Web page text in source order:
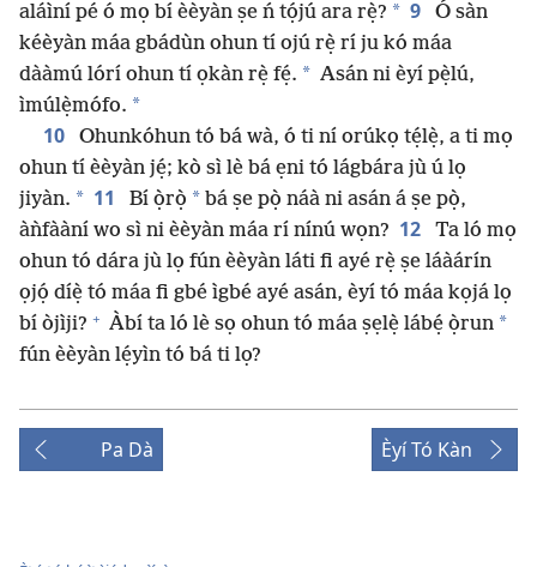
aláìní pé ó mọ bí èèyàn ṣe ń tọ́jú ara rẹ̀? * 9
Ó sàn
kéèyàn máa gbádùn ohun tí ojú rẹ̀ rí ju kó máa
dààmú lórí ohun tí ọkàn rẹ̀ fẹ́. * Asán ni èyí pẹ̀lú,
ìmúlẹ̀mófo. *
10
Ohunkóhun tó bá wà, ó ti ní orúkọ tẹ́lẹ̀, a ti mọ
ohun tí èèyàn jẹ́; kò sì lè bá ẹni tó lágbára jù ú lọ
jiyàn. * 11 Bí ọ̀rọ̀ * bá ṣe pọ̀ náà ni asán á ṣe pọ̀,
àǹfààní wo sì ni èèyàn máa rí nínú wọn? 12
Ta ló mọ
ohun tó dára jù lọ fún èèyàn láti fi ayé rẹ̀ ṣe láàárín
ọjọ́ díẹ̀ tó máa fi gbé ìgbé ayé asán, èyí tó máa kọjá lọ
bí òjìji? + Àbí ta ló lè sọ ohun tó máa ṣẹlẹ̀ lábẹ́ ọ̀run *
fún èèyàn lẹ́yìn tó bá ti lọ?
Pa Dà Èyí Tó Kàn